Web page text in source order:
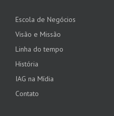
Escola de Negócios
Visão e Missão
Linha do tempo
História
IAG na Mídia
Contato